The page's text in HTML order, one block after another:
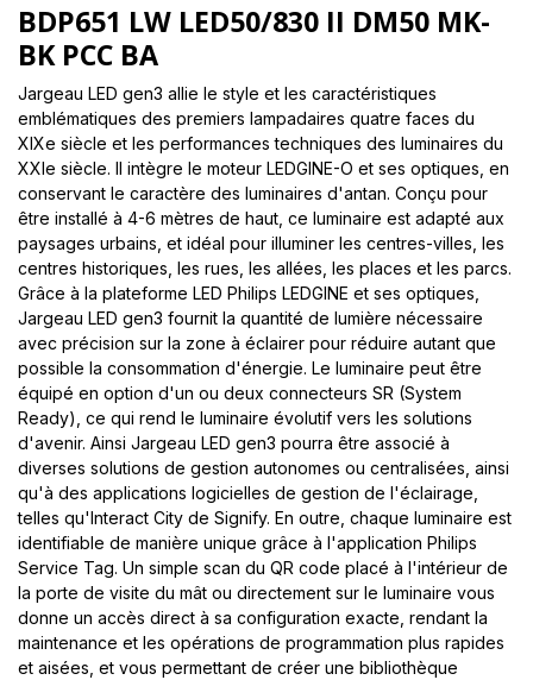
BDP651 LW LED50/830 II DM50 MK-
BK PCC BA
Jargeau LED gen3 allie le style et les caractéristiques
emblématiques des premiers lampadaires quatre faces du
XIXe siècle et les performances techniques des luminaires du
XXIe siècle. Il intègre le moteur LEDGINE-O et ses optiques, en
conservant le caractère des luminaires d'antan. Conçu pour
être installé à 4-6 mètres de haut, ce luminaire est adapté aux
paysages urbains, et idéal pour illuminer les centres-villes, les
centres historiques, les rues, les allées, les places et les parcs.
Grâce à la plateforme LED Philips LEDGINE et ses optiques,
Jargeau LED gen3 fournit la quantité de lumière nécessaire
avec précision sur la zone à éclairer pour réduire autant que
possible la consommation d'énergie. Le luminaire peut être
équipé en option d'un ou deux connecteurs SR (System
Ready), ce qui rend le luminaire évolutif vers les solutions
d'avenir. Ainsi Jargeau LED gen3 pourra être associé à
diverses solutions de gestion autonomes ou centralisées, ainsi
qu'à des applications logicielles de gestion de l'éclairage,
telles qu'Interact City de Signify. En outre, chaque luminaire est
identifiable de manière unique grâce à l'application Philips
Service Tag. Un simple scan du QR code placé à l'intérieur de
la porte de visite du mât ou directement sur le luminaire vous
donne un accès direct à sa configuration exacte, rendant la
maintenance et les opérations de programmation plus rapides
et aisées, et vous permettant de créer une bibliothèque